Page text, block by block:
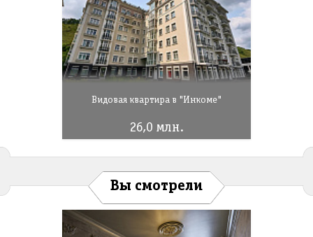
Видовая квартира в "Инкоме"
26,0 млн.
Вы смотрели